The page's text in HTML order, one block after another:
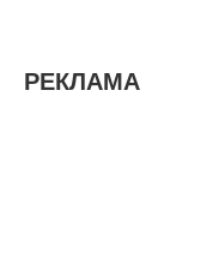
РЕКЛАМА